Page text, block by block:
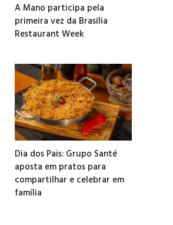
A Mano participa pela
primeira vez da Brasília
Restaurant Week
Dia dos Pais: Grupo Santé
aposta em pratos para
compartilhar e celebrar em
família